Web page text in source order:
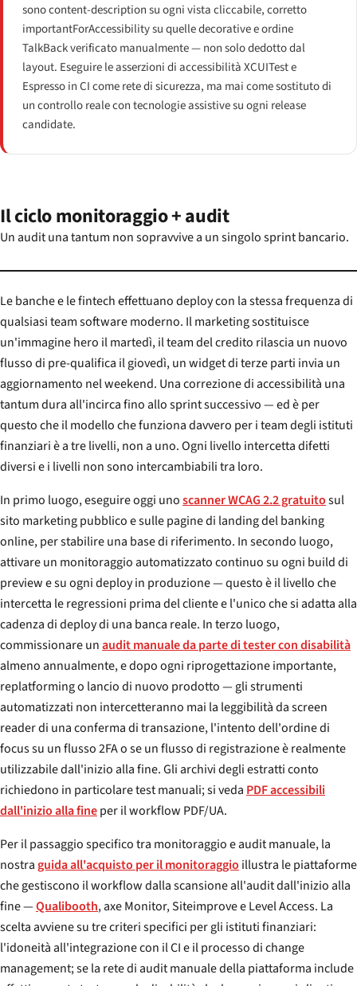
sono content-description su ogni vista cliccabile, corretto
importantForAccessibility su quelle decorative e ordine
TalkBack verificato manualmente — non solo dedotto dal
layout. Eseguire le asserzioni di accessibilità XCUITest e
Espresso in CI come rete di sicurezza, ma mai come sostituto di
un controllo reale con tecnologie assistive su ogni release
candidate.
Il ciclo monitoraggio + audit
Un audit una tantum non sopravvive a un singolo sprint bancario.
Le banche e le fintech effettuano deploy con la stessa frequenza di
qualsiasi team software moderno. Il marketing sostituisce
un'immagine hero il martedì, il team del credito rilascia un nuovo
flusso di pre-qualifica il giovedì, un widget di terze parti invia un
aggiornamento nel weekend. Una correzione di accessibilità una
tantum dura all'incirca fino allo sprint successivo — ed è per
questo che il modello che funziona davvero per i team degli istituti
finanziari è a tre livelli, non a uno. Ogni livello intercetta difetti
diversi e i livelli non sono intercambiabili tra loro.
In primo luogo, eseguire oggi unoscanner WCAG 2.2 gratuitosul
sito marketing pubblico e sulle pagine di landing del banking
online, per stabilire una base di riferimento. In secondo luogo,
attivare un monitoraggio automatizzato continuo su ogni build di
preview e su ogni deploy in produzione — questo è il livello che
intercetta le regressioni prima del cliente e l'unico che si adatta alla
cadenza di deploy di una banca reale. In terzo luogo,
commissionare unaudit manuale da parte di tester con disabilità
almeno annualmente, e dopo ogni riprogettazione importante,
replatforming o lancio di nuovo prodotto — gli strumenti
automatizzati non intercetteranno mai la leggibilità da screen
reader di una conferma di transazione, l'intento dell'ordine di
focus su un flusso 2FA o se un flusso di registrazione è realmente
utilizzabile dall'inizio alla fine. Gli archivi degli estratti conto
richiedono in particolare test manuali; si veda PDF accessibili
dall'inizio alla fineper il workflow PDF/UA.
Per il passaggio specifico tra monitoraggio e audit manuale, la
nostra guida all'acquisto per il monitoraggio illustra le piattaforme
che gestiscono il workflow dalla scansione all'audit dall'inizio alla
fine —Qualibooth, axe Monitor, Siteimprove e Level Access. La
scelta avviene su tre criteri specifici per gli istituti finanziari:
l'idoneità all'integrazione con il CI e il processo di change
management; se la rete di audit manuale della piattaforma include